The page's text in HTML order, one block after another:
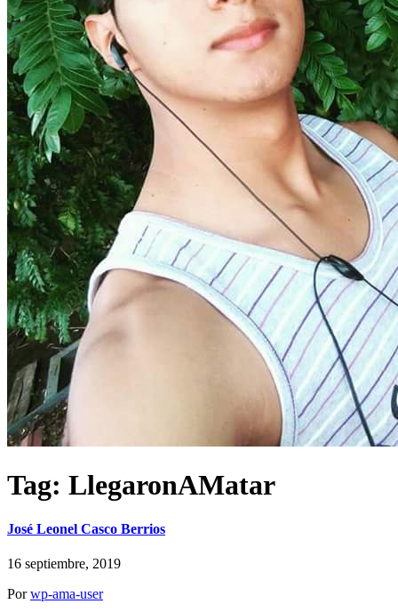
Tag: LlegaronAMatar
José Leonel Casco Berrios
16 septiembre, 2019
Por wp-ama-user